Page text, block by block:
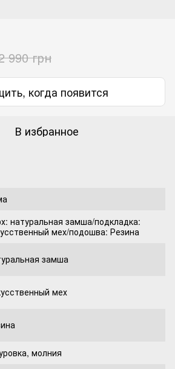
990 грн
когда появится
В избранное
натуральная замша/подкладка:
мех/подошва: Резина
замша
мех
молния